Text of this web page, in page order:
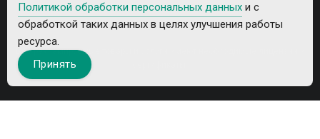
Все рекламируемые товары и услуги имеют необходимые лицензии и
Политикой обработки персональных данных и с
обработкой таких данных в целях улучшения работы
ресурса.
Принять